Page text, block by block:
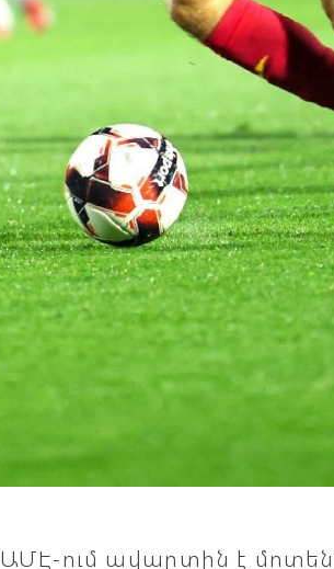
ԱՄԷ-ում ավարտին է